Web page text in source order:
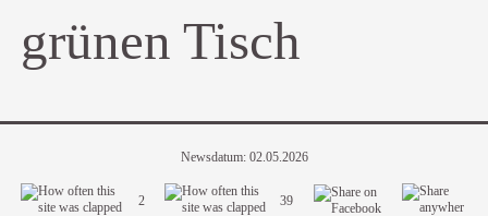
grünen Tisch
Newsdatum: 02.05.2026
2 39